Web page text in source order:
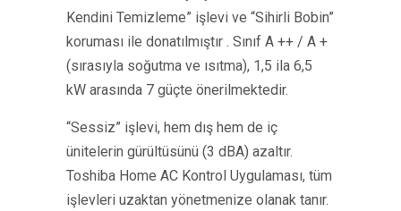
Kendini Temizleme” işlevi ve “Sihirli Bobin”
koruması ile donatılmıştır . Sınıf A ++ / A +
(sırasıyla soğutma ve ısıtma), 1,5 ila 6,5 ​​
kW arasında 7 güçte önerilmektedir.
“Sessiz” işlevi, hem dış hem de iç
ünitelerin gürültüsünü (3 dBA) azaltır.
Toshiba Home AC Kontrol Uygulaması, tüm
işlevleri uzaktan yönetmenize olanak tanır.